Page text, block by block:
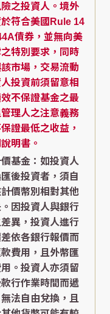
之投資人。境外
符合美國Rule 14
債券，並無向美
特別要求，同時
市場，交易流動
投資前須留意相
不保證基金之最
理人之注意義務
證最低之收益，
明書。
基金：如投資人
後投資者，須自
價幣別相對其他
因投資人與銀行
異，投資人進行
依各銀行報價而
費用，且外幣匯
。投資人亦須留
行作業時間而遞
法自由兌換，且